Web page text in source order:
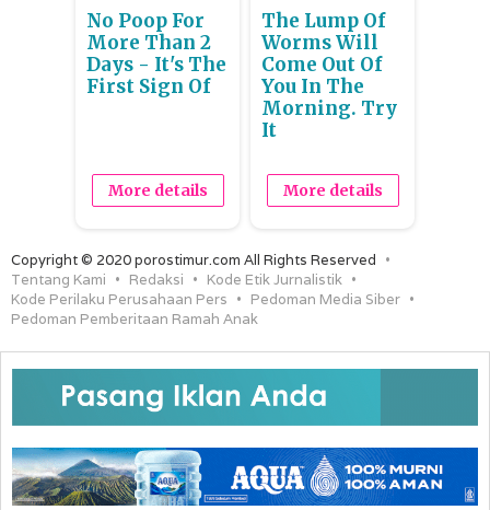
No Poop For
More Than 2
Days - It's The
First Sign Of
More details
The Lump Of
Worms Will
Come Out Of
You In The
Morning. Try
It
More details
Copyright © 2020 porostimur.com All Rights Reserved
Tentang Kami
Redaksi
Kode Etik Jurnalistik
Kode Perilaku Perusahaan Pers
Pedoman Media Siber
Pedoman Pemberitaan Ramah Anak